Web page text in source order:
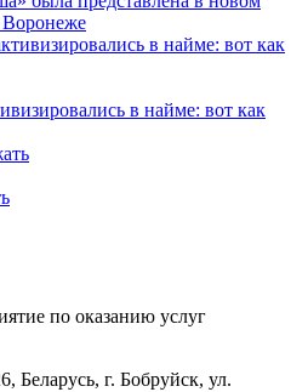
Воронеже
в найме: вот как
по оказанию услуг
Беларусь, г. Бобруйск, ул.